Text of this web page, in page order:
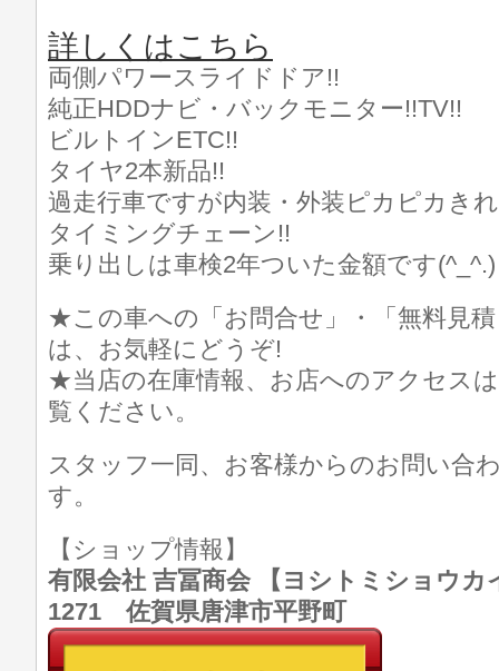
詳しくはこちら
両側パワースライドドア!!
純正HDDナビ・バックモニター!!TV!!
ビルトインETC!!
タイヤ2本新品!!
過走行車ですが内装・外装ピカピカき
タイミングチェーン!!
乗り出しは車検2年ついた金額です(^_^.)
★この車への「お問合せ」・「無料見
は、お気軽にどうぞ!
★当店の在庫情報、お店へのアクセス
覧ください。
スタッフ一同、お客様からのお問い合
す。
【ショップ情報】
有限会社 吉冨商会 【ヨシトミショウ
1271 佐賀県唐津市平野町